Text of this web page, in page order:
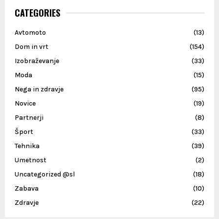
CATEGORIES
Avtomoto
(13)
Dom in vrt
(154)
Izobraževanje
(33)
Moda
(15)
Nega in zdravje
(95)
Novice
(19)
Partnerji
(8)
Šport
(33)
Tehnika
(39)
Umetnost
(2)
Uncategorized @sl
(18)
Zabava
(10)
Zdravje
(22)